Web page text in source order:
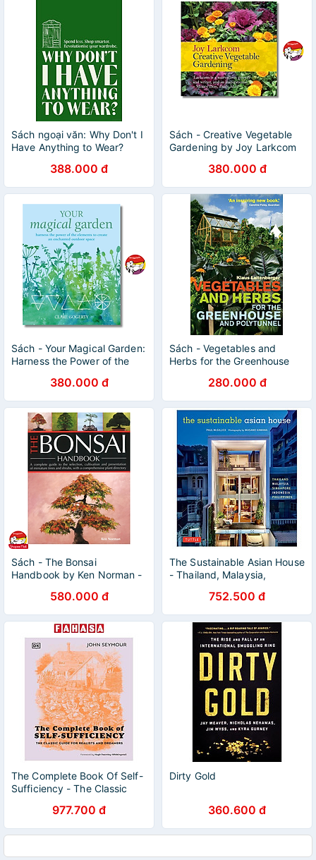
Sách ngoại văn: Why Don't I
Have Anything to Wear?
388.000 đ
Sách - Creative Vegetable
Gardening by Joy Larkcom
380.000 đ
Sách - Your Magical Garden:
Harness the Power of the
English Book380.000 đ
Sách - Vegetables and
Herbs for the Greenhouse
Laitenberger280.000 đ
Sách - The Bonsai
Handbook by Ken Norman -
Book - Bìa cứng
580.000 đ
The Sustainable Asian House
- Thailand, Malaysia,
Philippines752.500 đ
The Complete Book Of Self-
Sufficiency - The Classic
Dreamers977.700 đ
Dirty Gold
360.600 đ